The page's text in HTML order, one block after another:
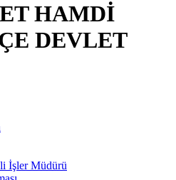
HAMDİ
DEVLET
İşler Müdürü